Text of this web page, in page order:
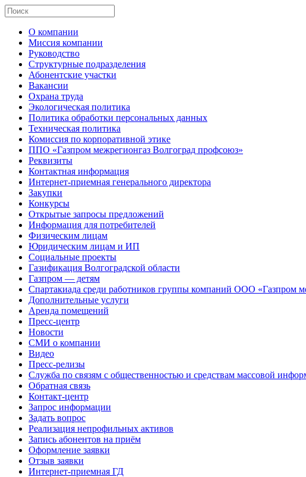
О компании
Миссия компании
Руководство
Структурные подразделения
Абонентские участки
Вакансии
Охрана труда
Экологическая политика
Политика обработки персональных данных
Техническая политика
Комиссия по корпоративной этике
ППО «Газпром межрегионгаз Волгоград профсоюз»
Реквизиты
Контактная информация
Интернет-приемная генерального директора
Закупки
Конкурсы
Открытые запросы предложений
Информация для потребителей
Физическим лицам
Юридическим лицам и ИП
Социальные проекты
Газификация Волгоградской области
Газпром — детям
Спартакиада среди работников группы компаний ООО «Газпром
Дополнительные услуги
Аренда помещений
Пресс-центр
Новости
СМИ о компании
Видео
Пресс-релизы
Служба по связям с общественностью и средствам массовой
Обратная связь
Контакт-центр
Запрос информации
Задать вопрос
Реализация непрофильных активов
Запись абонентов на приём
Оформление заявки
Отзыв заявки
Интернет-приемная ГД